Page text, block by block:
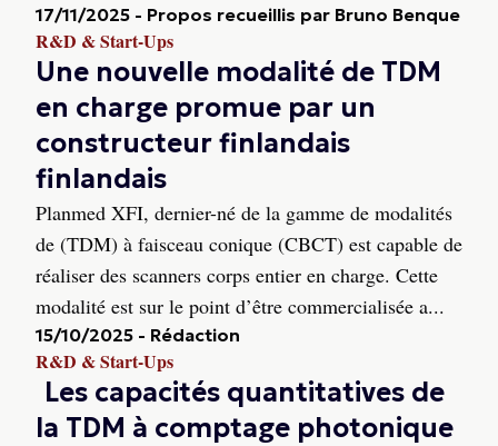
17/11/2025 - Propos recueillis par Bruno Benque
R&D & Start-Ups
Une nouvelle modalité de TDM
en charge promue par un
constructeur finlandais
finlandais
Planmed XFI, dernier-né de la gamme de modalités
de (TDM) à faisceau conique (CBCT) est capable de
réaliser des scanners corps entier en charge. Cette
modalité est sur le point d’être commercialisée a...
15/10/2025 - Rédaction
R&D & Start-Ups
Les capacités quantitatives de
la TDM à comptage photonique